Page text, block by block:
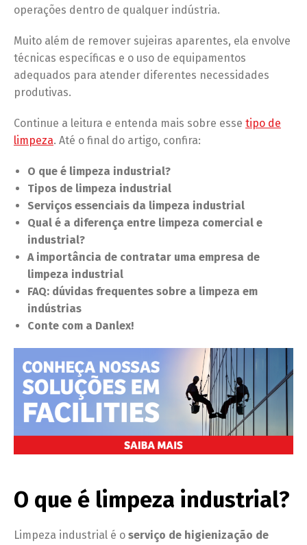
operações dentro de qualquer indústria.
Muito além de remover sujeiras aparentes, ela envolve
técnicas específicas e o uso de equipamentos
adequados para atender diferentes necessidades
produtivas.
Continue a leitura e entenda mais sobre esse tipo de
limpeza. Até o final do artigo, confira:
O que é limpeza industrial?
Tipos de limpeza industrial
Serviços essenciais da limpeza industrial
Qual é a diferença entre limpeza comercial e
industrial?
A importância de contratar uma empresa de
limpeza industrial
FAQ: dúvidas frequentes sobre a limpeza em
indústrias
Conte com a Danlex!
O que é limpeza industrial?
Limpeza industrial é o serviço de higienização de